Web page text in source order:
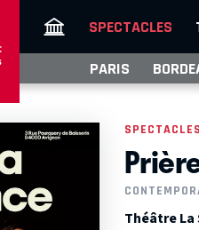
SPECTACLES
PARIS
Théâtre La